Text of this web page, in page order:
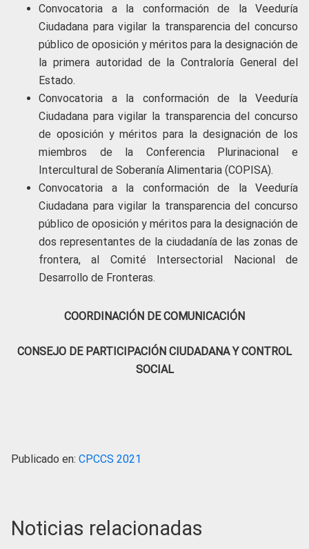
Convocatoria a la conformación de la Veeduría
Ciudadana para vigilar la transparencia del concurso
público de oposición y méritos para la designación de
la primera autoridad de la Contraloría General del
Estado.
Convocatoria a la conformación de la Veeduría
Ciudadana para vigilar la transparencia del concurso
de oposición y méritos para la designación de los
miembros de la Conferencia Plurinacional e
Intercultural de Soberanía Alimentaria (COPISA).
Convocatoria a la conformación de la Veeduría
Ciudadana para vigilar la transparencia del concurso
público de oposición y méritos para la designación de
dos representantes de la ciudadanía de las zonas de
frontera, al Comité Intersectorial Nacional de
Desarrollo de Fronteras.
COORDINACIÓN DE COMUNICACIÓN
CONSEJO DE PARTICIPACIÓN CIUDADANA Y CONTROL
SOCIAL
Publicado en: CPCCS 2021
Noticias relacionadas